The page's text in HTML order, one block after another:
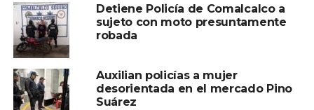
Compartir en:Detiene Policía de Comalcalco a
sujeto con moto presuntamente
robada
Auxilian policías a mujer
desorientada en el mercado Pino
Suárez